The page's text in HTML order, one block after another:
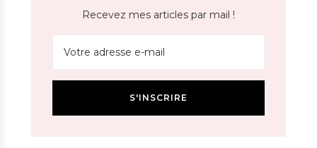
Recevez mes articles par mail !